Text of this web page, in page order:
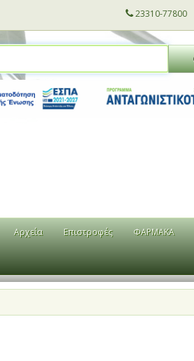
23310-77800
Αρχεία Επιστροφές ΦΑΡΜΑΚΑ